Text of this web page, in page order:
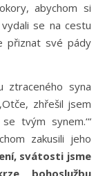
abychom si
se na cestu
přiznat své pády
ztraceného syna
zhřešil jsem
tvým synem.‘“
zakusili jeho
svátosti jsme
bohoslužbu